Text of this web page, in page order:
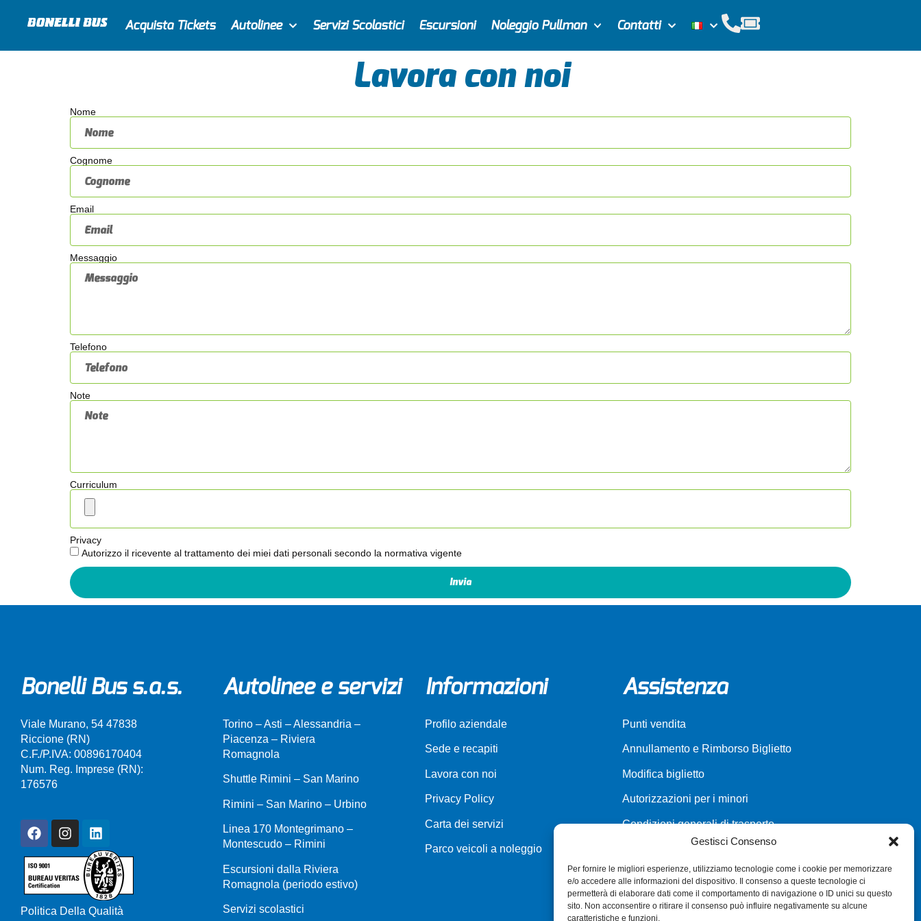
Gestisci Consenso
Per fornire le migliori esperienze, utilizziamo tecnologie come i cookie per memorizzare
e/o accedere alle informazioni del dispositivo. Il consenso a queste tecnologie ci
permetterà di elaborare dati come il comportamento di navigazione o ID unici su questo
sito. Non acconsentire o ritirare il consenso può influire negativamente su alcune
caratteristiche e funzioni.
Acquista Tickets Autolinee Servizi Scolastici Escursioni Noleggio Pullman Contatti
Lavora con noi
Nome
Cognome
Email
Messaggio
Telefono
Note
Curriculum
Privacy
Autorizzo il ricevente al trattamento dei miei dati personali secondo la normativa vigente
Invia
Bonelli Bus s.a.s.
Viale Murano, 54 47838
Riccione (RN)
C.F./P.IVA: 00896170404
Num. Reg. Imprese (RN):
176576
Politica Della Qualità
Autolinee e servizi
Torino – Asti – Alessandria –
Piacenza – Riviera
Romagnola
Shuttle Rimini – San Marino
Rimini – San Marino – Urbino
Linea 170 Montegrimano –
Montescudo – Rimini
Escursioni dalla Riviera
Romagnola (periodo estivo)
Servizi scolastici
Informazioni
Profilo aziendale
Sede e recapiti
Lavora con noi
Privacy Policy
Carta dei servizi
Parco veicoli a noleggio
Assistenza
Punti vendita
Annullamento e Rimborso Biglietto
Modifica biglietto
Autorizzazioni per i minori
Condizioni generali di trasporto
Richiesta fatturazione